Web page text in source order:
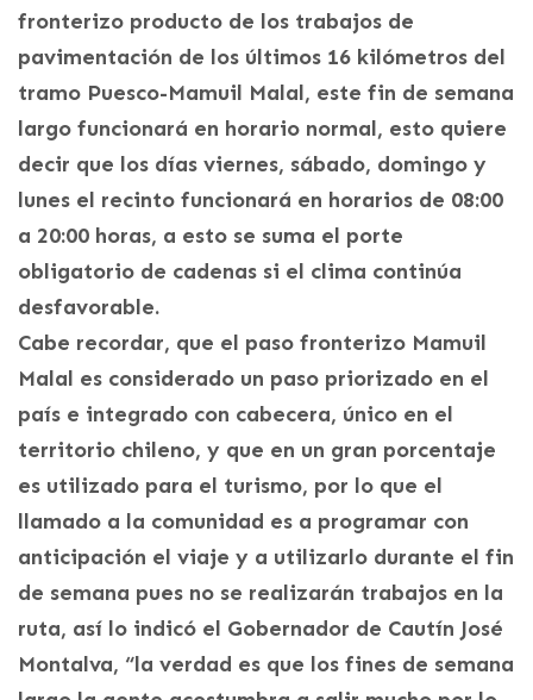
fronterizo producto de los trabajos de
pavimentación de los últimos 16 kilómetros del
tramo Puesco-Mamuil Malal, este fin de semana
largo funcionará en horario normal, esto quiere
decir que los días viernes, sábado, domingo y
lunes el recinto funcionará en horarios de 08:00
a 20:00 horas, a esto se suma el porte
obligatorio de cadenas si el clima continúa
desfavorable.
Cabe recordar, que el paso fronterizo Mamuil
Malal es considerado un paso priorizado en el
país e integrado con cabecera, único en el
territorio chileno, y que en un gran porcentaje
es utilizado para el turismo, por lo que el
llamado a la comunidad es a programar con
anticipación el viaje y a utilizarlo durante el fin
de semana pues no se realizarán trabajos en la
ruta, así lo indicó el Gobernador de Cautín José
Montalva, “la verdad es que los fines de semana